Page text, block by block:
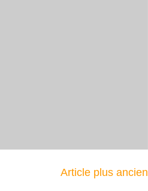
Article plus ancien